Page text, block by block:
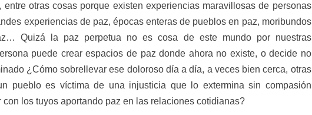
otras cosas porque existen experiencias maravillosas de personas
experiencias de paz, épocas enteras de pueblos en paz, moribundos
Quizá la paz perpetua no es cosa de este mundo por nuestras
puede crear espacios de paz donde ahora no existe, o decide no
¿Cómo sobrellevar ese doloroso día a día, a veces bien cerca, otras
pueblo es víctima de una injusticia que lo extermina sin compasión
los tuyos aportando paz en las relaciones cotidianas?